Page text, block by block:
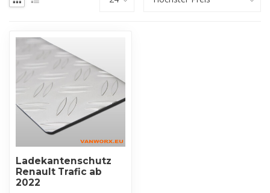
Ladekantenschutz
Renault Trafic ab
2022